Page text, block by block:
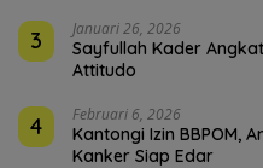
3 Januari 26, 2026
Sayfullah Kader
Attitudo
4 Februari 6, 2026
Kantongi Izin BBPOM,
Kanker Siap Edar